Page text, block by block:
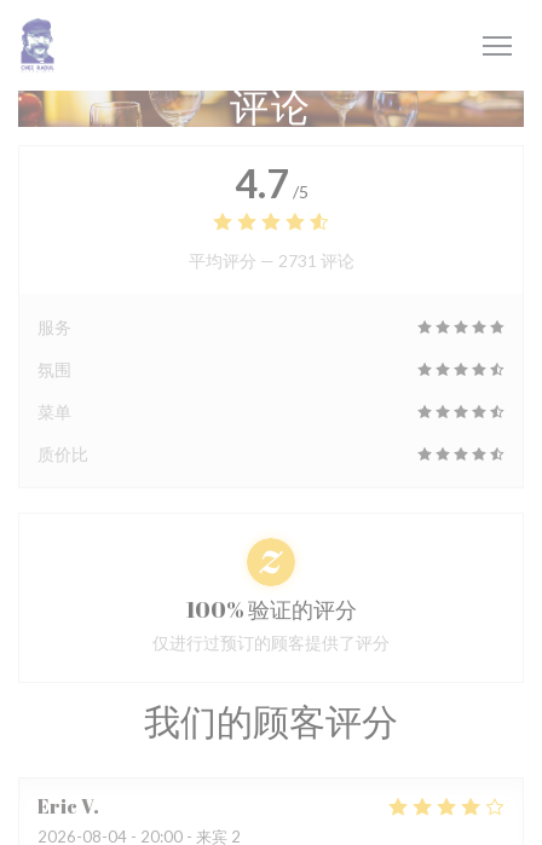
Cookie管理面板
评论
我们的顾客评分
EricV
2026-08-04 - 20:00 - 来宾 2
4.7 /5
平均评分 — 2731 评论
服务
氛围
菜单
质价比
100% 验证的评分
仅进行过预订的顾客提供了评分